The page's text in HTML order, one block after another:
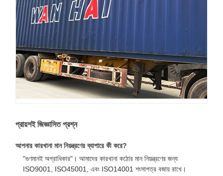
প্রায়শই জিজ্ঞাসিত প্রশ্ন
আপনার কারখানা মান নিয়ন্ত্রণের ব্যাপারে কী করে?
"গুণমানই অগ্রাধিকার"। আমাদের কারখানা কঠোর মান নিয়ন্ত্রণের জন্য
ISO9001, ISO45001, এবং ISO14001 শংসাপত্র বজায় রাখে।